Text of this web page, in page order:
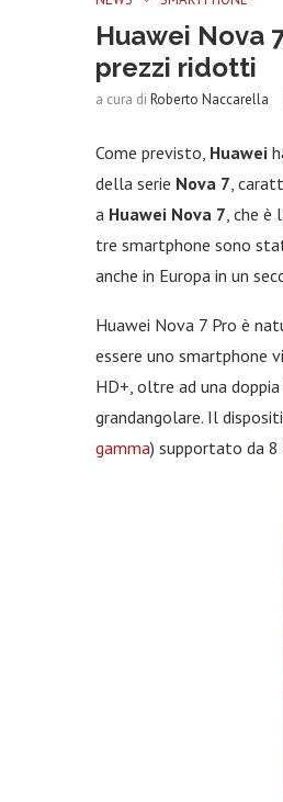
Huawei Nova
prezzi ridotti
a cura di Roberto Naccarella
Come previsto, Huawei
della serie Nova 7 ,
a Huawei Nova 7 , che
tre smartphone sono
anche in Europa in un
Huawei Nova 7 Pro è
essere uno smartphone
HD+, oltre ad una
grandangolare. Il
gamma) supportato da 8